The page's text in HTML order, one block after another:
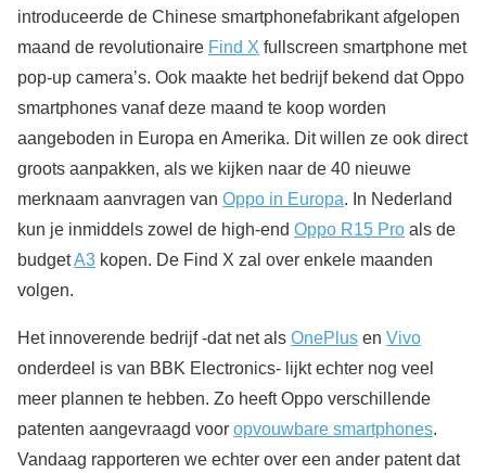
introduceerde de Chinese smartphonefabrikant afgelopen
maand de revolutionaire Find X fullscreen smartphone met
pop-up camera’s. Ook maakte het bedrijf bekend dat Oppo
smartphones vanaf deze maand te koop worden
aangeboden in Europa en Amerika. Dit willen ze ook direct
groots aanpakken, als we kijken naar de 40 nieuwe
merknaam aanvragen van Oppo in Europa. In Nederland
kun je inmiddels zowel de high-end Oppo R15 Pro als de
budgetA3 kopen. De Find X zal over enkele maanden
volgen.
Het innoverende bedrijf -dat net als OnePlus en Vivo
onderdeel is van BBK Electronics- lijkt echter nog veel
meer plannen te hebben. Zo heeft Oppo verschillende
patenten aangevraagd voor opvouwbare smartphones.
Vandaag rapporteren we echter over een ander patent dat